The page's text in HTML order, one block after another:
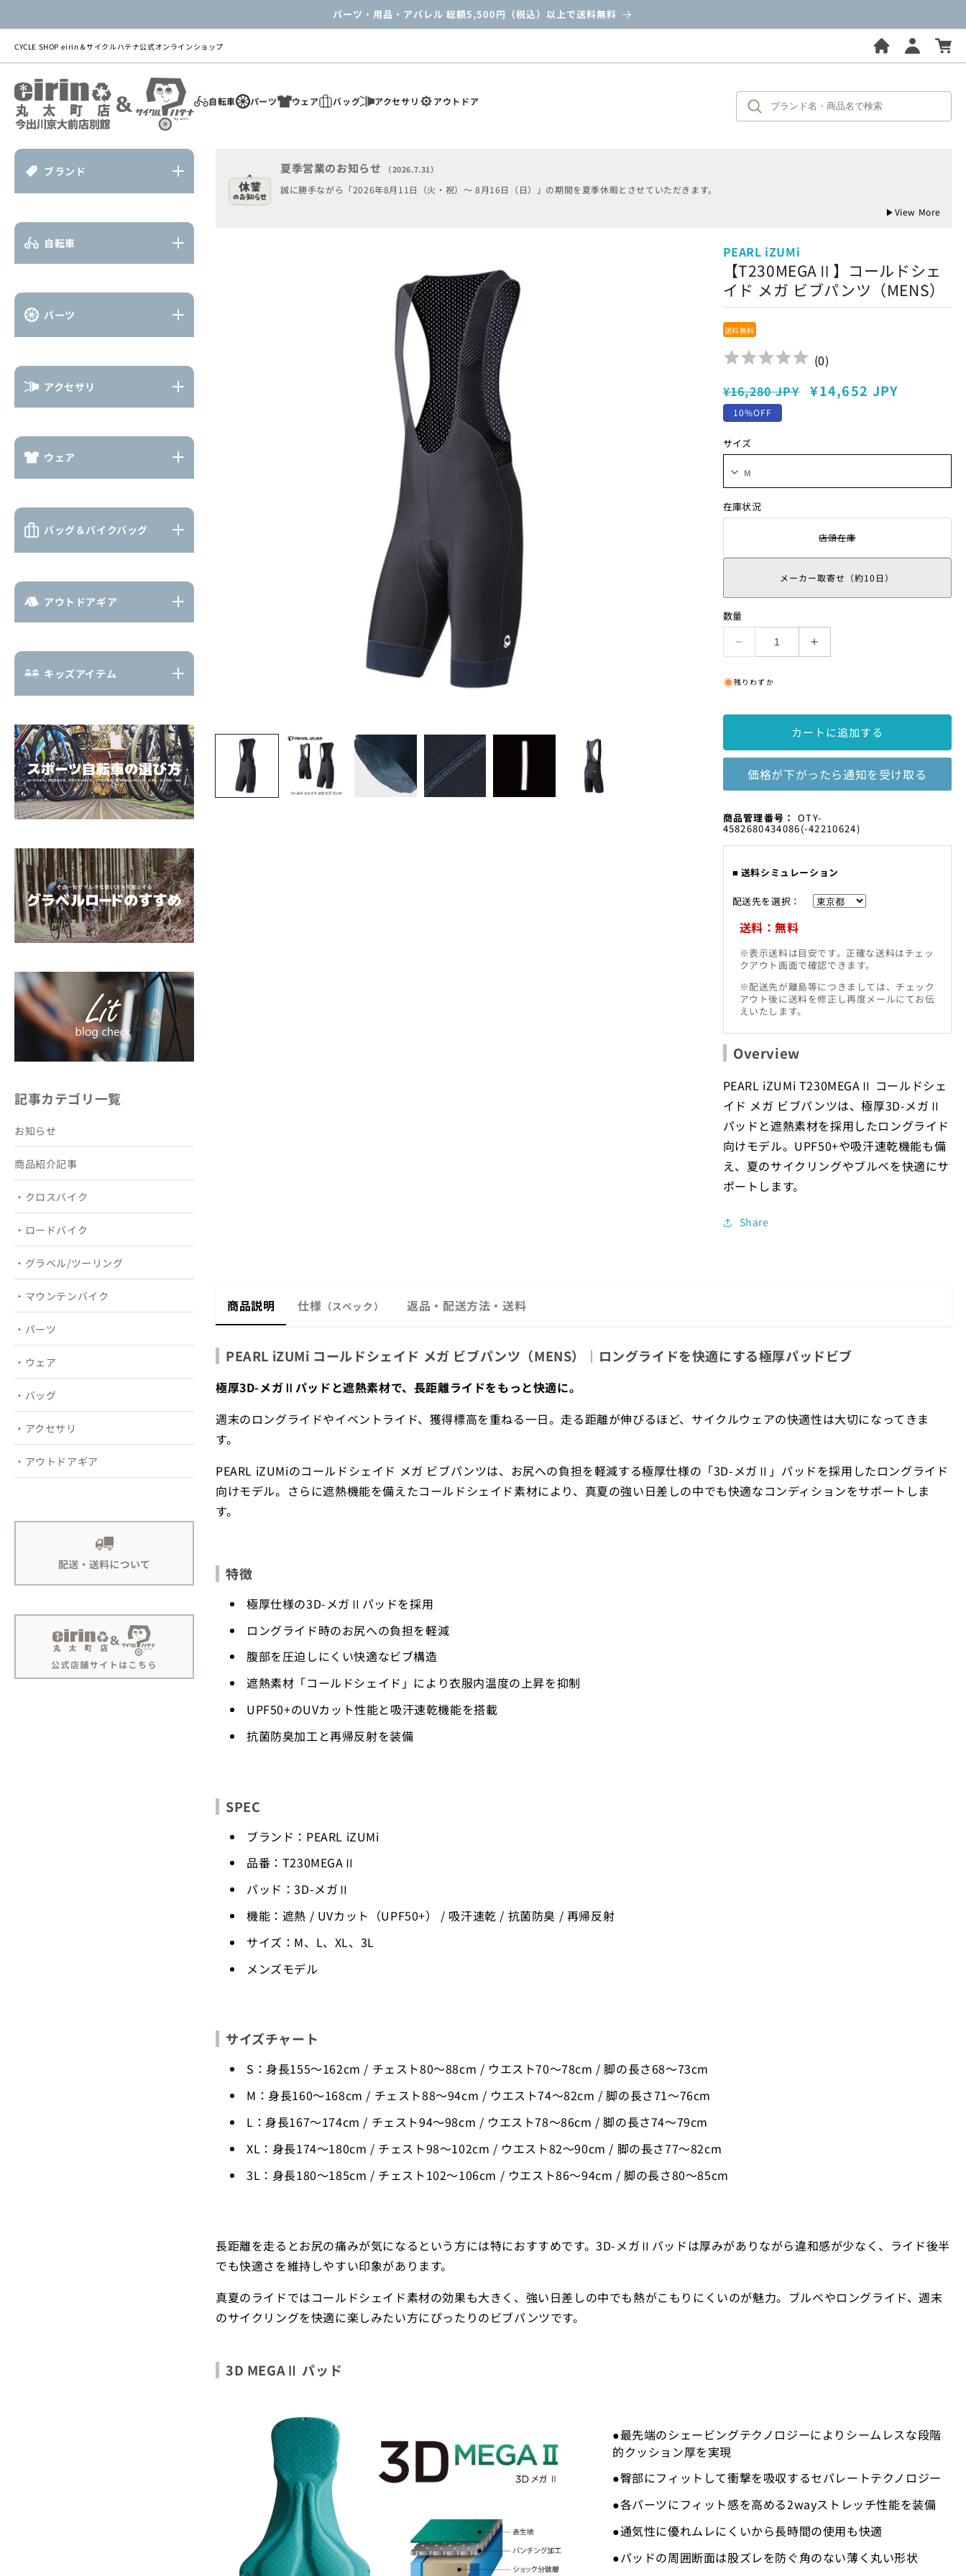
進
む
パーツ・用品・アパレル 総額5,500円（税込）以上で送料無料
CYCLE SHOP eirin＆サイクルハテナ公式オンラインショップ
自転車 パーツ ウェア バッグ アクセサリ アウトドア
ブランド
自転車
パーツ
アクセサリ
ウェア
バッグ＆バイクバッグ
アウトドアギア
キッズアイテム
記事カテゴリ一覧
お知らせ
商品紹介記事
・クロスバイク
・ロードバイク
・グラベル/ツーリング
・マウンテンバイク
・パーツ
・ウェア
・バッグ
・アクセサリ
・アウトドアギア
夏季営業のお知らせ （2026.7.31）
誠に勝手ながら「2026年8月11日（火・祝）～ 8月16日（日）」の期間を夏季休暇とさせていただきます。
▶View More
商
品
PEARL iZUMi
【T230MEGAⅡ】コールドシェ
イド メガ ビブパンツ（MENS）
送料無料
(0)
通
常
格
¥16,280 JPY
セ
¥14,652 JPY
10%OFF
サイズ
在庫状況
店頭在庫
そ
リ
ー
い
ま
す
メーカー取寄せ（約10日）
数量
【T230MEGAⅡ】
ー
ド
ェ
イ
ド
ガ
パ
ツ
（MENS）
数
を
減
す
【T230MEGAⅡ】
ド
シ
ェ
イ
ド
ガ
パ
ン
ツ
数
を
残りわずか
カートに追加する
価格が下がったら通知を受け取る
商品管理番号： SKU:
OTY-
4582680434086(-42210624)
■ 送料シミュレーション
配送先を選択：
送料：無料
※表示送料は目安です。正確な送料はチェッ
クアウト画面で確認できます。
※配送先が離島等につきましては、チェック
アウト後に送料を修正し再度メールにてお伝
えいたします。
Overview
PEARL iZUMi T230MEGAⅡ コールドシェ
イド メガ ビブパンツは、極厚3D-メガⅡ
パッドと遮熱素材を採用したロングライド
向けモデル。UPF50+や吸汗速乾機能も備
え、夏のサイクリングやブルベを快適にサ
ポートします。
Share
商品説明 仕様 （スペック） 返品・配送方法・送料
PEARL iZUMi コールドシェイド メガ ビブパンツ（MENS）｜ロングライドを快適にする極厚パッドビブ
極厚3D-メガⅡパッドと遮熱素材で、長距離ライドをもっと快適に。
週末のロングライドやイベントライド、獲得標高を重ねる一日。走る距離が伸びるほど、サイクルウェアの快適性は大切になってきま
す。
PEARL iZUMiのコールドシェイド メガ ビブパンツは、お尻への負担を軽減する極厚仕様の「3D-メガⅡ」パッドを採用したロングライド
向けモデル。さらに遮熱機能を備えたコールドシェイド素材により、真夏の強い日差しの中でも快適なコンディションをサポートしま
す。
特徴
極厚仕様の3D-メガⅡパッドを採用
ロングライド時のお尻への負担を軽減
腹部を圧迫しにくい快適なビブ構造
遮熱素材「コールドシェイド」により衣服内温度の上昇を抑制
UPF50+のUVカット性能と吸汗速乾機能を搭載
抗菌防臭加工と再帰反射を装備
SPEC
ブランド：PEARL iZUMi
品番：T230MEGAⅡ
パッド：3D-メガⅡ
機能：遮熱 / UVカット（UPF50+） / 吸汗速乾 / 抗菌防臭 / 再帰反射
サイズ：M、L、XL、3L
メンズモデル
サイズチャート
S：身長155〜162cm / チェスト80〜88cm / ウエスト70〜78cm / 脚の長さ68〜73cm
M：身長160〜168cm / チェスト88〜94cm / ウエスト74〜82cm / 脚の長さ71〜76cm
L：身長167〜174cm / チェスト94〜98cm / ウエスト78〜86cm / 脚の長さ74〜79cm
XL：身長174〜180cm / チェスト98〜102cm / ウエスト82〜90cm / 脚の長さ77〜82cm
3L：身長180〜185cm / チェスト102〜106cm / ウエスト86〜94cm / 脚の長さ80〜85cm
長距離を走るとお尻の痛みが気になるという方には特におすすめです。3D-メガⅡパッドは厚みがありながら違和感が少なく、ライド後半
でも快適さを維持しやすい印象があります。
真夏のライドではコールドシェイド素材の効果も大きく、強い日差しの中でも熱がこもりにくいのが魅力。ブルベやロングライド、週末
のサイクリングを快適に楽しみたい方にぴったりのビブパンツです。
3D MEGAⅡ パッド
●最先端のシェービングテクノロジーによりシームレスな段階
的クッション厚を実現
●臀部にフィットして衝撃を吸収するセパレートテクノロジー
●各パーツにフィット感を高める2wayストレッチ性能を装備
●通気性に優れムレにくいから長時間の使用も快適
●パッドの周囲断面は股ズレを防ぐ角のない薄く丸い形状